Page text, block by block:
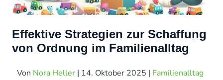
Effektive Strategien zur Schaffung
von Ordnung im Familienalltag
Von Nora Heller | 14. Oktober 2025 | Familienalltag